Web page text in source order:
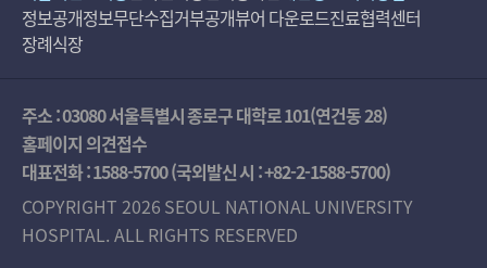
정보공개정보무단수집거부공개뷰어 다운로드진료협력센터
장례식장
주소 : 03080 서울특별시 종로구 대학로 101(연건동 28)
홈페이지 의견접수
대표전화 :1588-5700(국외발신 시 :+82-2-1588-5700)
COPYRIGHT 2026 SEOUL NATIONAL UNIVERSITY
HOSPITAL. ALL RIGHTS RESERVED